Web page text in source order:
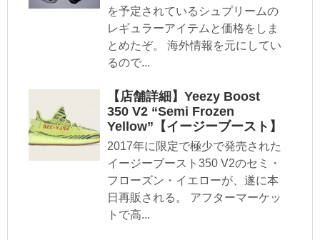
を予定されているシュプリームの
レギュラーアイテムと価格をしま
とめたぞ。 海外情報を元にしてい
るので...
【店舗詳細】Yeezy Boost
350 V2 “Semi Frozen
Yellow”【イージーブースト】
2017年に限定で極少で発売された
イージーブースト350 V2のセミ・
フローズン・イエローが、遂に本
日再販される。 アフターマーケッ
トで高...